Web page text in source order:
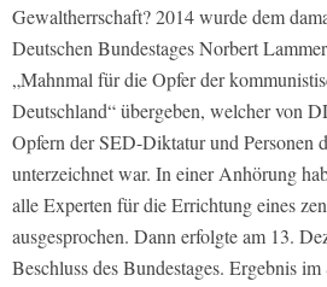
Gewaltherrschaft? 2014 wurde dem
Deutschen Bundestages Norbert
„Mahnmal für die Opfer der
Deutschland“ übergeben, welcher von
Opfern der SED-Diktatur und Personen
unterzeichnet war. In einer Anhörung
alle Experten für die Errichtung eines
ausgesprochen. Dann erfolgte am 13.
Beschluss des Bundestages. Ergebnis